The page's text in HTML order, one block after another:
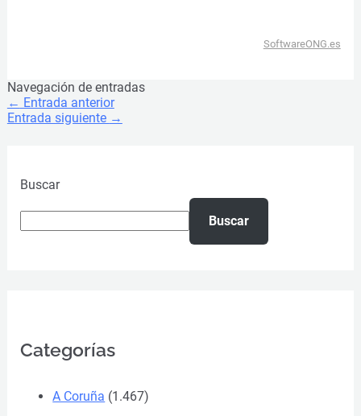
SoftwareONG.es
Navegación de entradas
← Entrada anterior
Entrada siguiente →
Buscar
Buscar
Categorías
A Coruña (1.467)